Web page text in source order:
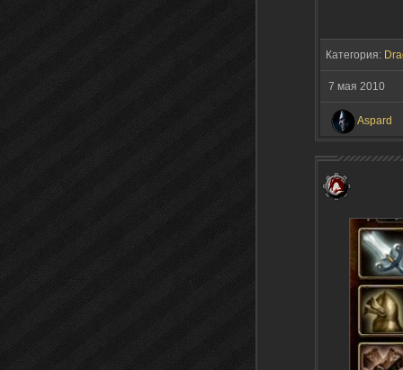
Категория:
7 мая 2010
Aspard